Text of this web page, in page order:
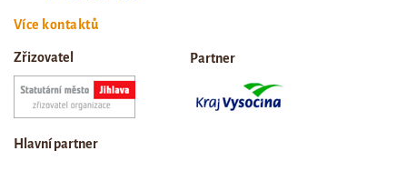
Více kontaktů
Zřizovatel Partner
Hlavní partner